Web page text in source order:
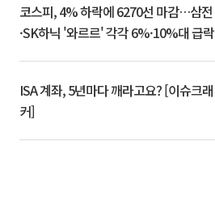
코스피, 4% 하락에 6270선 마감…삼전
·SK하닉 '와르르' 각각 6%·10%대 급락
ISA 계좌, 5년마다 깨라고요? [이슈크래
커]